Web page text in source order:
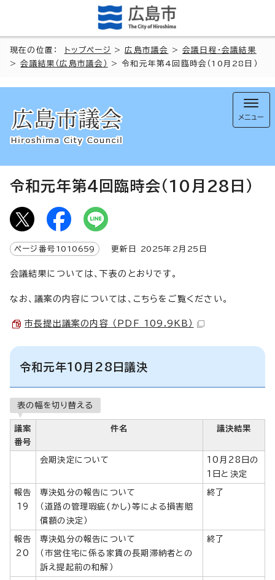
現在の位置： トップページ >広島市議会 >会議日程・会議結果
>会議結果（広島市議会） > 令和元年第4回臨時会（10月28日）
メニュー
令和元年第4回臨時会（10月28日）
ページ番号 1010659 更新日 2025年2月 25 日
会議結果については、下表のとおりです。
なお、議案の内容については、こちらをご覧ください。
市長提出議案の内容 （PDF 109.9KB）
令和元年10月28日議決
表の幅を切り替える
議案
番号
件名 議決結果
会期決定について
10月28日の
1日と決定
報告
19
専決処分の報告について
（道路の管理瑕疵(かし)等による損害賠
償額の決定）
終了
報告
20
専決処分の報告について
（市営住宅に係る家賃の長期滞納者との
訴え提起前の和解）
終了